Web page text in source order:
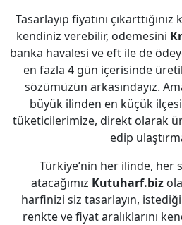
Tasarlayıp fiyatını
kendiniz verebilir, ödemesini
banka havalesi ve eft ile de
en fazla 4 gün içerisinde
sözümüzün arkasındayız.
büyük ilinden en küçük
tüketicilerimize, direkt olarak
edip
Türkiye’nin her ilinde, her
atacağımız Kutuharf.biz
harfinizi siz tasarlayın,
renkte ve fiyat aralıklarını